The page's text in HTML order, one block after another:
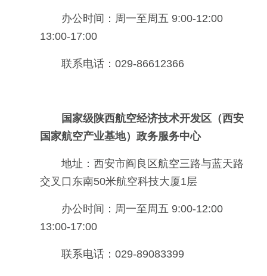
办公时间：周一至周五 9:00-12:00
13:00-17:00
联系电话：029-86612366
国家级陕西航空经济技术开发区（西安
国家航空产业基地）政务服务中心
地址：西安市阎良区航空三路与蓝天路
交叉口东南50米航空科技大厦1层
办公时间：周一至周五 9:00-12:00
13:00-17:00
联系电话：029-89083399